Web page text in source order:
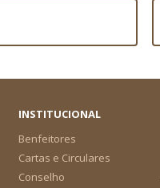
INSTITUCIONAL
Benfeitores
Cartas e Circulares
Conselho